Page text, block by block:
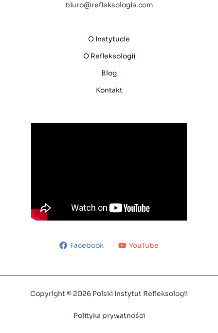
biuro@refleksologia.com
O Instytucie
O Refleksologii
Blog
Kontakt
Facebook YouTube
Copyright © 2026 Polski Instytut Refleksologii
Polityka prywatności